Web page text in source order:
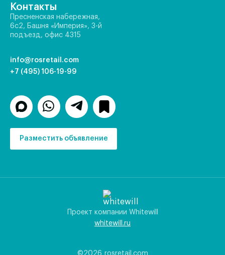
Контакты
Пресненская набережная,
6с2, Башня «Империя», 3-й
подъезд, офис 4315
info@rosretail.com
+7 (495) 106-19-99
Разместить объявление
©2026 rosretail.com
Проект компании Whitewill
whitewill.ru